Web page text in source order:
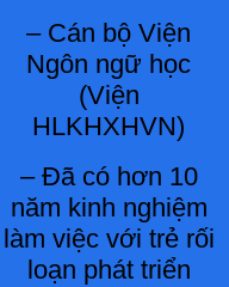
– Cán bộ Viện
Ngôn ngữ học
(Viện
HLKHXHVN)
– Đã có hơn 10
năm kinh nghiệm
làm việc với trẻ rối
loạn phát triển